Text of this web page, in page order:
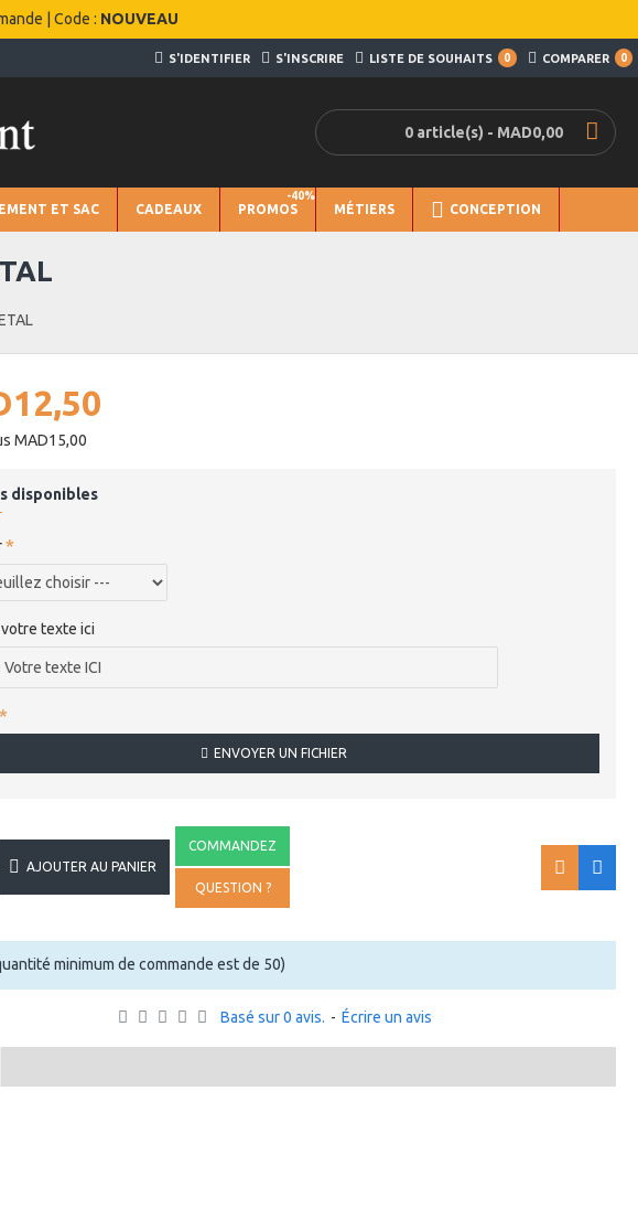
| Code : NOUVEAU
S'IDENTIFIER S'INSCRIRE LISTE DE SOUHAITS 0 COMPARER 0
0 article(s) - MAD0,00
ET SAC CADEAUX PROMOS
-40%
MÉTIERS CONCEPTION
Basé sur 0 avis. - Écrire un avis
MAD15,00
disponibles
texte ici
ENVOYER UN FICHIER
AJOUTER AU PANIER
COMMANDEZ
QUESTION ?
minimum de commande est de 50)